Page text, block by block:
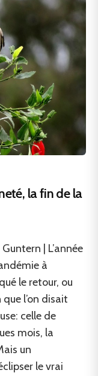
la fin de la
| L’année
à
le retour, ou
l’on disait
celle de
mois, la
un
le vrai